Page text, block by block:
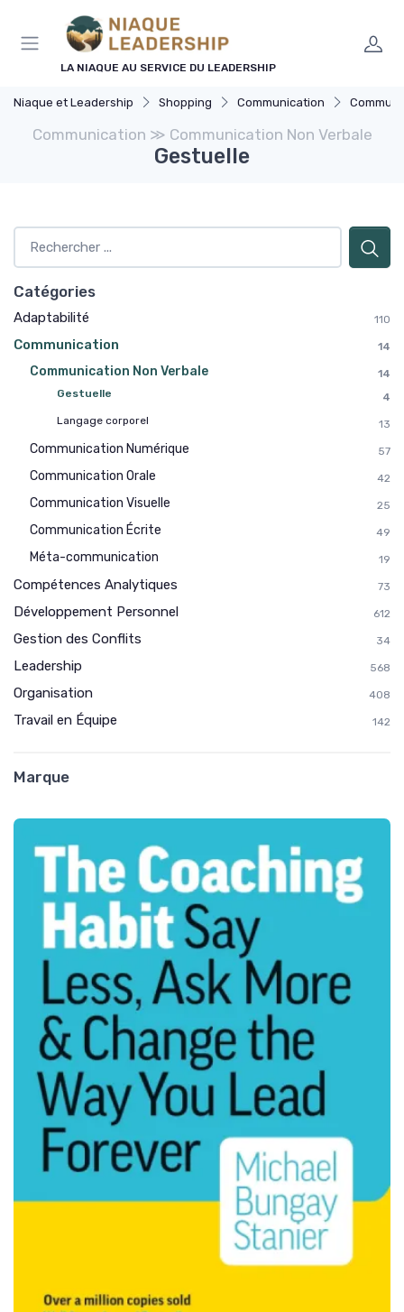
LA NIAQUE AU SERVICE DU LEADERSHIP
Niaque et Leadership Shopping Communication
Communication ≫ Communication Non Verbale
Gestuelle
Catégories
Adaptabilité 110
Communication 14
Communication Non Verbale
14
Gestuelle
4
Langage corporel
13
Communication Numérique 57
Communication Orale 42
Communication Visuelle 25
Communication Écrite 49
Méta-communication 19
Compétences Analytiques 73
Développement Personnel 612
Gestion des Conflits 34
Leadership 568
Organisation 408
Travail en Équipe 142
Marque